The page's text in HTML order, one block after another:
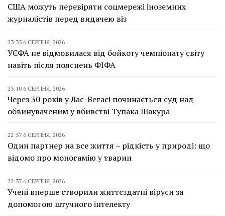
США можуть перевіряти соцмережі іноземних
журналістів перед видачею віз
23:35 6 СЕРПНЯ, 2026
УЄФА не відмовилася від бойкоту чемпіонату світу
навіть після пояснень ФІФА
23:10 6 СЕРПНЯ, 2026
Через 30 років у Лас-Вегасі починається суд над
обвинуваченим у вбивстві Тупака Шакура
22:57 6 СЕРПНЯ, 2026
Один партнер на все життя – рідкість у природі: що
відомо про моногамію у тварин
22:37 6 СЕРПНЯ, 2026
Учені вперше створили життєздатні віруси за
допомогою штучного інтелекту